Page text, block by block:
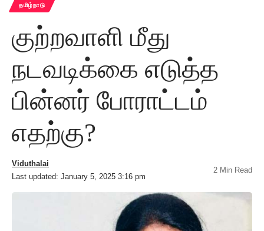
தமிழ்நாடு
குற்றவாளி மீது
நடவடிக்கை எடுத்த
பின்னர் போராட்டம்
எதற்கு?
Last updated: January 5, 2025 3:16 pm
Viduthalai
2 Min Read